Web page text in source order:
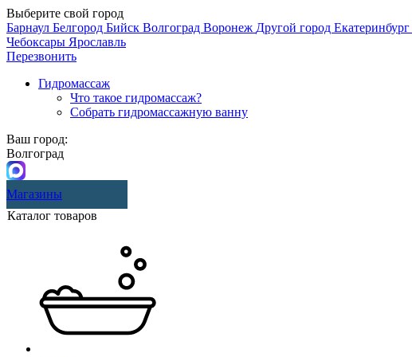
Выберите свой город
Барнаул Белгород Бийск Волгоград Воронеж Другой город Екатеринбург
Чебоксары Ярославль
Перезвонить
Гидромассаж
Что такое гидромассаж?
Собрать гидромассажную ванну
Ваш город:
Волгоград
Магазины
Каталог товаров